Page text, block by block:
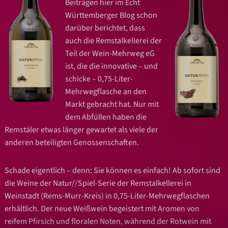
Beiträgen hier im Echt
Württemberger Blog schon
darüber berichtet, dass
auch die Remstalkellerei der
Teil der Wein-Mehrweg eG
ist, die die innovative – und
schicke – 0,75-Liter-
Mehrwegflasche an den
Markt gebracht hat. Nur mit
dem Abfüllen haben die
Remstäler etwas länger gewartet als viele der
anderen beteiligten Genossenschaften.
Schade eigentlich – denn: Sie können es einfach! Ab sofort sind
die Weine der Natur//Spiel-Serie der Remstalkellerei in
Weinstadt (Rems-Murr-Kreis) in 0,75-Liter-Mehrwegflaschen
erhältlich. Der neue Weißwein begeistert mit Aromen von
reifem Pfirsich und floralen Noten, während der Rotwein mit